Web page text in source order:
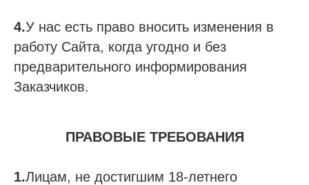
4.У нас есть право вносить изменения в
работу Сайта, когда угодно и без
предварительного информирования
Заказчиков.
ПРАВОВЫЕ ТРЕБОВАНИЯ
1.Лицам, не достигшим 18-летнего